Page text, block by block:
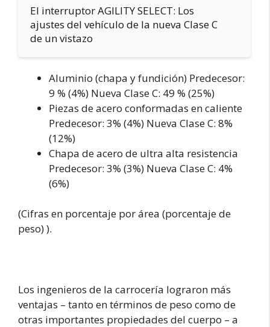
El interruptor AGILITY SELECT: Los
ajustes del vehículo de la nueva Clase C
de un vistazo
Aluminio (chapa y fundición) Predecesor:
9 % (4%) Nueva Clase C: 49 % (25%)
Piezas de acero conformadas en caliente
Predecesor: 3% (4%) Nueva Clase C: 8%
(12%)
Chapa de acero de ultra alta resistencia
Predecesor: 3% (3%) Nueva Clase C: 4%
(6%)
(Cifras en porcentaje por área (porcentaje de
peso) ).
Los ingenieros de la carrocería lograron más
ventajas – tanto en términos de peso como de
otras importantes propiedades del cuerpo – a